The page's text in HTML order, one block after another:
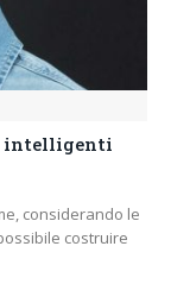
intelligenti
considerando le
costruire